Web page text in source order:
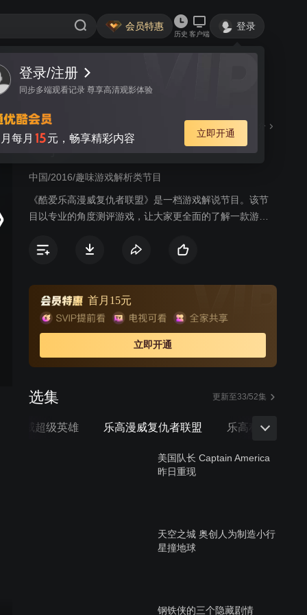
会员特惠
历史 客户端
登录
登录/注册
同步多端观看记录 尊享高清观影体验
月每月 15元，畅享精彩内容 立即开通
视频 讨论
酷爱乐高漫威复仇者联盟 第
一季
简介
中国/2016/趣味游戏解析类节目
《酷爱乐高漫威复仇者联盟》是一档游戏解说节目。该节
目以专业的角度测评游戏，让大家更全面的了解一款游
略，帮助观众寻找一款适合自己的游戏，也为观众呈现出
首月15元
立即开通
选集 更新至33/52集
高漫威超级英雄 乐高漫威复仇者联盟 乐高积木
美国队长 Captain America
昨日重现
天空之城 奥创人为制造小行
星撞地球
钢铁侠的三个隐藏剧情